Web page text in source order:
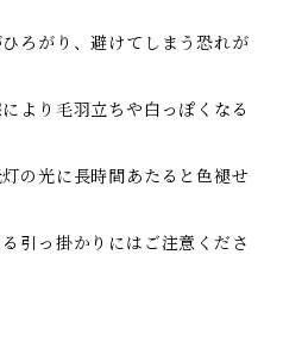
ろがり、避けてしまう恐れが
より毛羽立ちや白っぽくなる
の光に長時間あたると色褪せ
引っ掛かりにはご注意くださ